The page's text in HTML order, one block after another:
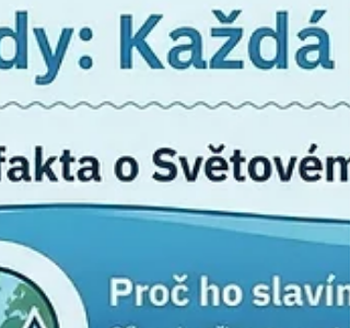
Děti ve školní družince
malovaly vesmír
zasvětil do tajů umění. Společně vytvořili
obraz vesmíru – nechyběly na něm barevné
vyzkoušely nové techniky a domů si odnesly
velký zážitek. Panu malíři děkujeme za
inspirativní dopoledne! Lucie Zahnašová